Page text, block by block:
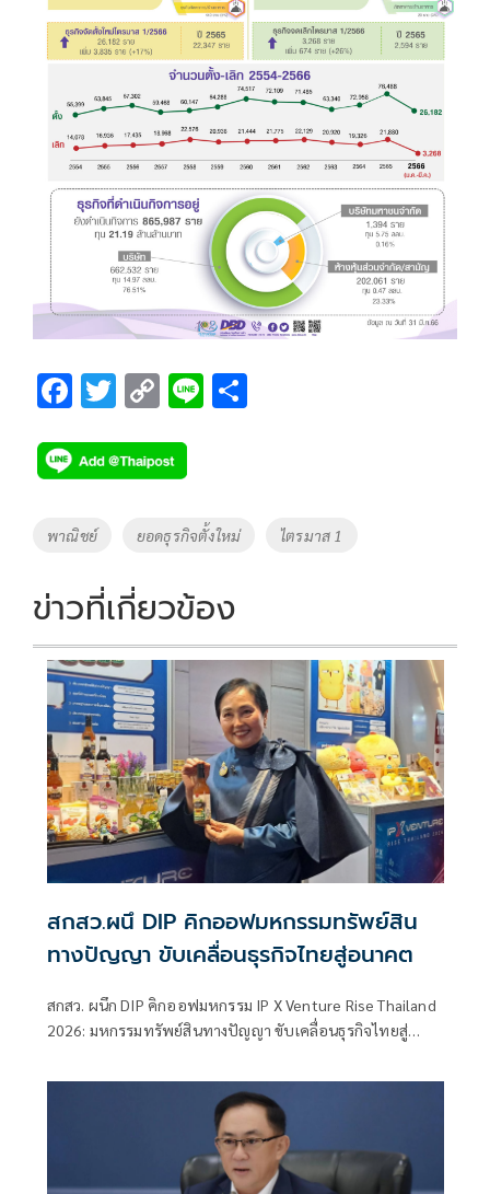
F
e
b
o
k
T
tt
er
C
p
y
Li
k
Li
Tags
พาณิชย์ ยอดธุรกิจตั้งใหม่ ไตรมาส 1
ข่าวที่เกี่ยวข้อง
สกสว.ผนึ DIP คิกออฟมหกรรมทรัพย์สิน
ทางปัญญา ขับเคลื่อนธุรกิจไทยสู่อนาคต
สกสว. ผนึก DIP คิกออฟมหกรรม IP X Venture Rise Thailand
2026: มหกรรมทรัพย์สินทางปัญญา ขับเคลื่อนธุรกิจไทยสู่
กองทุน ววน. เพิ่มคุณค่างานวิจัยไทย